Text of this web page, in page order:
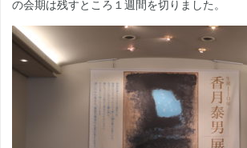
の会期は残すところ１週間を切りました。